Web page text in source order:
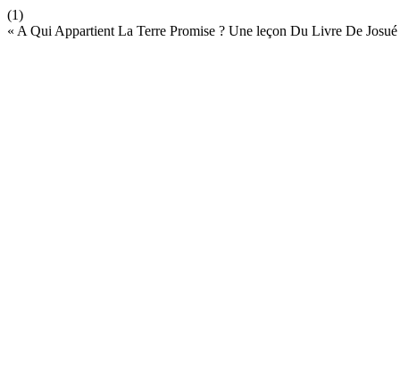
(1)
« A Qui Appartient La Terre Promise ? Une leçon Du Livre De